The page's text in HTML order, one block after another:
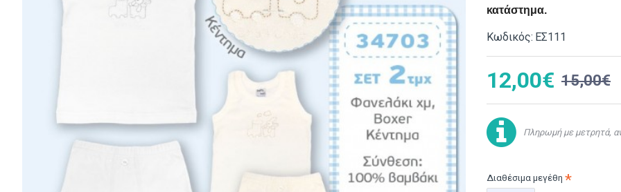
κατάστημα.
Κωδικός: ΕΣ111
12,00€ 15,00€
Διαθέσιμα μεγέθη
Πληρωμή με μετρητά,